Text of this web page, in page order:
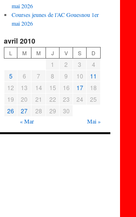
mai 2026
Courses jeunes de l’AC Gouesnou 1er
mai 2026
avril 2010
L M M J V S D
1 2 3
4
5
6 7 8 9 10
11
12
13 14 15 16 17
18
19
20 21 22 23 24
25
26
27 28 29 30
« Mar Mai »